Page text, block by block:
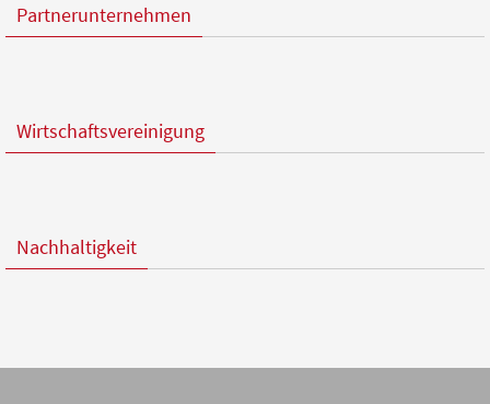
Partnerunternehmen
Wirtschaftsvereinigung
Nachhaltigkeit